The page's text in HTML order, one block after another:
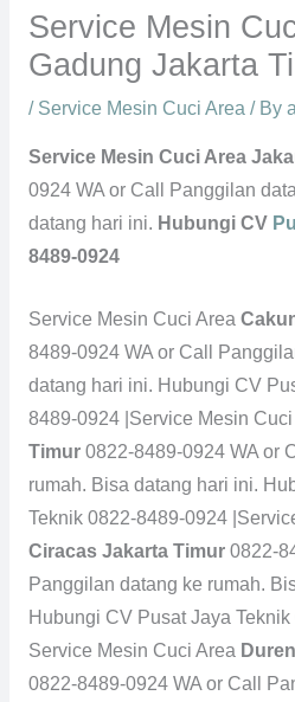
Service Mesin
Gadung Jakarta
/ Service Mesin Cuci Area/ By
Service Mesin Cuci Area
0924 WA or Call Panggilan
datang hari ini. Hubungi CV
8489-0924
Service Mesin Cuci Area
8489-0924 WA or Call
datang hari ini. Hubungi CV
8489-0924 |Service Mesin Cuci
Timur 0822-8489-0924 WA or
rumah. Bisa datang hari ini.
Teknik 0822-8489-0924
Ciracas Jakarta Timur 0822-
Panggilan datang ke rumah.
Hubungi CV Pusat Jaya Teknik
Service Mesin Cuci Area
0822-8489-0924 WA or Call